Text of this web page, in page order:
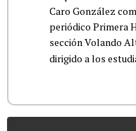
Caro González
periódico Primera
sección Volando
dirigido a los